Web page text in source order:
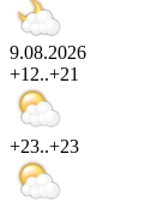
9.08.2026
+12..+21
+23..+23